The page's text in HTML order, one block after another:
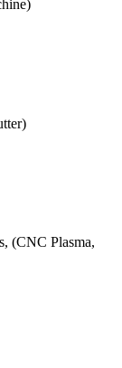
(CNC Plasma,